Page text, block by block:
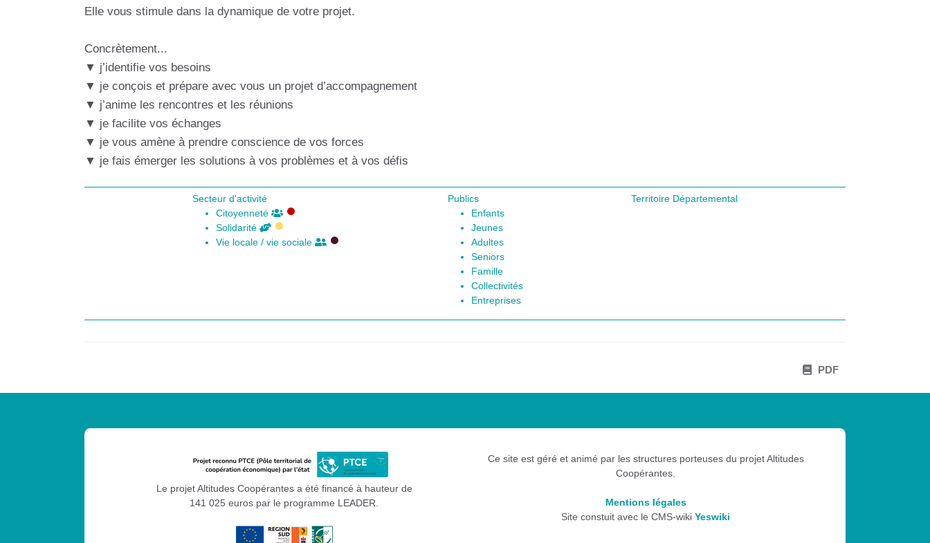
Elle vous stimule dans la dynamique de votre projet.
Concrètement...
▼ j’identifie vos besoins
▼ je conçois et prépare avec vous un projet d’accompagnement
▼ j’anime les rencontres et les réunions
▼ je facilite vos échanges
▼ je vous amène à prendre conscience de vos forces
▼ je fais émerger les solutions à vos problèmes et à vos défis
Secteur d'activité
Citoyenneté
Solidarité
Vie locale / vie sociale
Publics
Enfants
Jeunes
Adultes
Seniors
Famille
Collectivités
Entreprises
Territoire Départemental
PDF
Le projet Altitudes Coopérantes a été financé à hauteur de
141 025 euros par le programme LEADER.
Ce site est géré et animé par les structures porteuses du projet Altitudes
Coopérantes.
Mentions légales
Site constuit avec le CMS-wikiYeswiki